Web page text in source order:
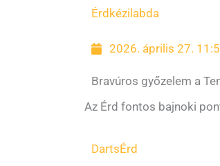
Érd kézilabda
2026. április 27.
Bravúros győzelem a
Az Érd fontos bajnoki
DartsÉrd